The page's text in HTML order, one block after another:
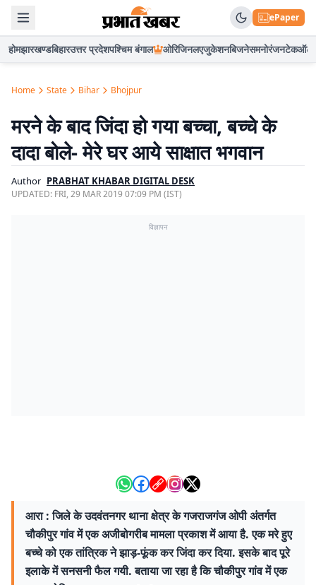
ePaper
होमझारखण्डबिहारउत्तर प्रदेशपश्चिम बंगाल ओरिजिनलएजुकेशनबिजनेसमनोरंजनटेकऑटो
Home State Bihar Bhojpur
मरने के बाद जिंदा हो गया बच्चा, बच्चे के
दादा बोले- मेरे घर आये साक्षात भगवान
Author PRABHAT KHABAR DIGITAL DESK
UPDATED: FRI, 29 MAR 2019 07:09 PM (IST)
विज्ञापन
आरा : जिले के उदवंतनगर थाना क्षेत्र के गजराजगंज ओपी अंतर्गत
चौकीपुर गांव में एक अजीबोगरीब मामला प्रकाश में आया है. एक मरे हुए
बच्चे को एक तांत्रिक ने झाड़-फूंक कर जिंदा कर दिया. इसके बाद पूरे
इलाके में सनसनी फैल गयी. बताया जा रहा है कि चौकीपुर गांव में एक